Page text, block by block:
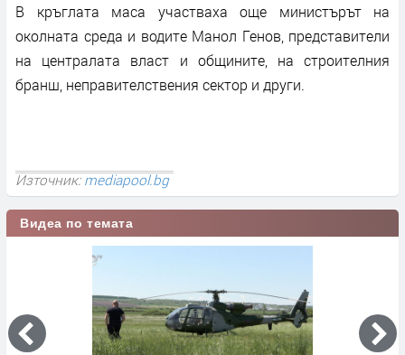
В кръглата маса участваха още министърът на
околната среда и водите Манол Генов, представители
на централата власт и общините, на строителния
бранш, неправителствения сектор и други.
Източник:mediapool.bg
Видеа по темата